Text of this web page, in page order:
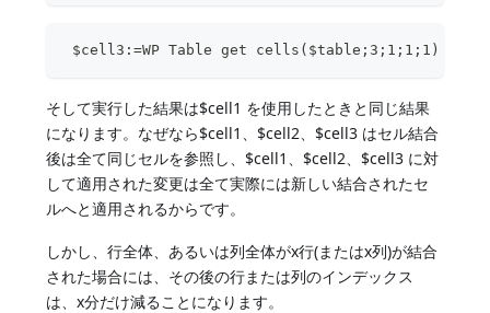
$cell3:=WP Table get cells($table;3;1;1;1)
そして実行した結果は$cell1 を使用したときと同じ結果
になります。なぜなら$cell1、$cell2、$cell3 はセル結合
後は全て同じセルを参照し、$cell1、$cell2、$cell3 に対
して適用された変更は全て実際には新しい結合されたセ
ルへと適用されるからです。
しかし、行全体、あるいは列全体がx行(またはx列)が結合
された場合には、その後の行または列のインデックス
は、x分だけ減ることになります。